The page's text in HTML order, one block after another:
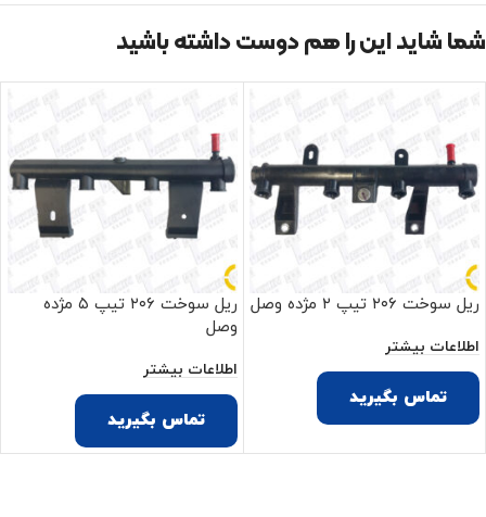
شما شاید این را هم دوست داشته باشید
ریل سوخت ۲۰۶ تیپ ۲ مژده وصل
اطلاعات بیشتر
تماس بگیرید
ریل سوخت ۲۰۶ تیپ ۵ مژده
وصل
اطلاعات بیشتر
تماس بگیرید